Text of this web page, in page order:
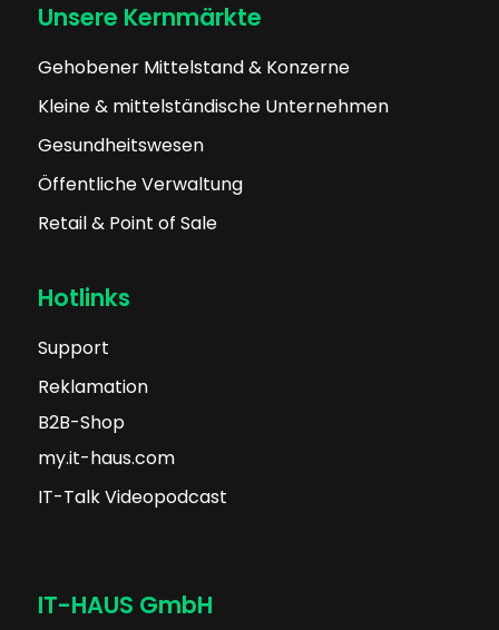
Unsere Kernmärkte
Gehobener Mittelstand & Konzerne
Kleine & mittelständische Unternehmen
Gesundheitswesen
Öffentliche Verwaltung
Retail & Point of Sale
Hotlinks
Support
Reklamation
B2B-Shop
my.it-haus.com
IT-Talk Videopodcast
IT-HAUS GmbH